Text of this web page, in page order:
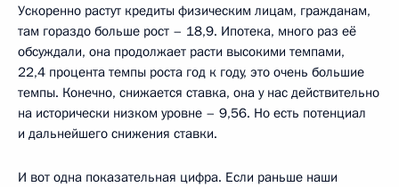
Ускоренно растут кредиты физическим лицам, гражданам,
там гораздо больше рост – 18,9. Ипотека, много раз её
обсуждали, она продолжает расти высокими темпами,
22,4 процента темпы роста год к году, это очень большие
темпы. Конечно, снижается ставка, она у нас действительно
на исторически низком уровне – 9,56. Но есть потенциал
и дальнейшего снижения ставки.
И вот одна показательная цифра. Если раньше наши